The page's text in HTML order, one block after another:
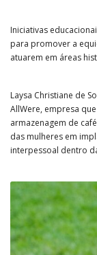
Iniciativas
para promover a
atuarem em áreas
Laysa Christiane de
AllWere, empresa
armazenagem de
das mulheres em
interpessoal dentro